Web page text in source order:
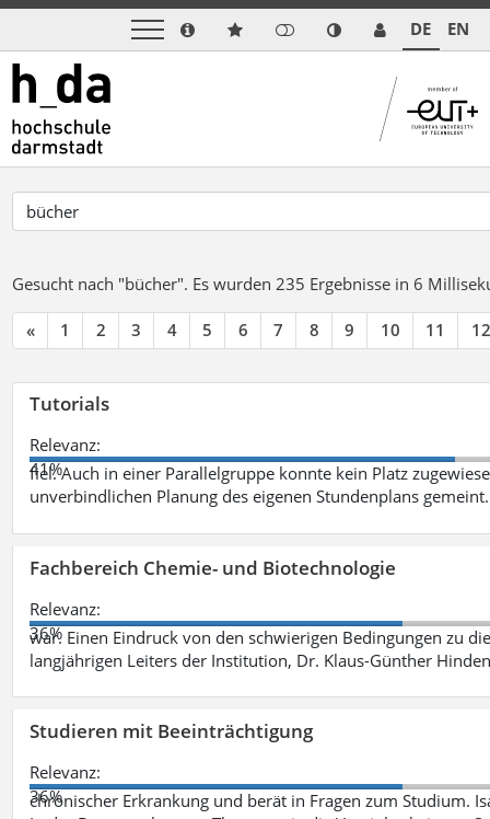
DE EN
Gesucht nach "bücher". Es wurden 235 Ergebnisse in 6
« 1 2 3 4 5 6 7 8 9 10 11 12
Tutorials
Relevanz:
41%
fiel. Auch in einer Parallelgruppe konnte kein Platz
unverbindlichen Planung des eigenen Stundenplans
Fachbereich Chemie- und Biotechnologie
Relevanz:
36%
war. Einen Eindruck von den schwierigen Bedingungen zu
langjährigen Leiters der Institution, Dr. Klaus-Günther
Studieren mit Beeinträchtigung
Relevanz:
36%
chronischer Erkrankung und berät in Fragen zum Studium.